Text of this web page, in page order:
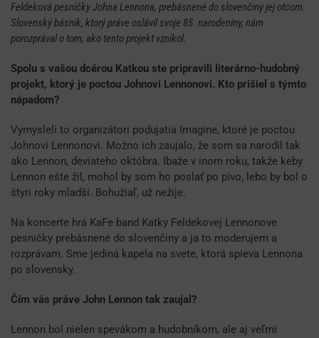
Feldeková pesničky Johna Lennona, prebásnené do slovenčiny jej otcom.
Slovenský básnik, ktorý práve oslávil svoje 85. narodeniny, nám
porozprával o tom, ako tento projekt vznikol.
Spolu s vašou dcérou Katkou ste pripravili literárno-hudobný
projekt, ktorý je poctou Johnovi Lennonovi. Kto prišiel s týmto
nápadom?
Vymysleli to organizátori podujatia Imagine, ktoré je poctou
Johnovi Lennonovi. Možno ich zaujalo, že som sa narodil tak
ako Lennon, deviateho októbra. Ibaže v inom roku, takže keby
Lennon ešte žil, mohol by som ho poslať po pivo, lebo by bol o
štyri roky mladší. Bohužiaľ, už nežije.
Na koncerte hrá KaFe band Katky Feldekovej Lennonove
pesničky prebásnené do slovenčiny a ja to moderujem a
rozprávam. Sme jediná kapela na svete, ktorá spieva Lennona
po slovensky.
Čím vás práve John Lennon tak zaujal?
Lennon bol nielen spevákom a hudobníkom, ale aj veľmi